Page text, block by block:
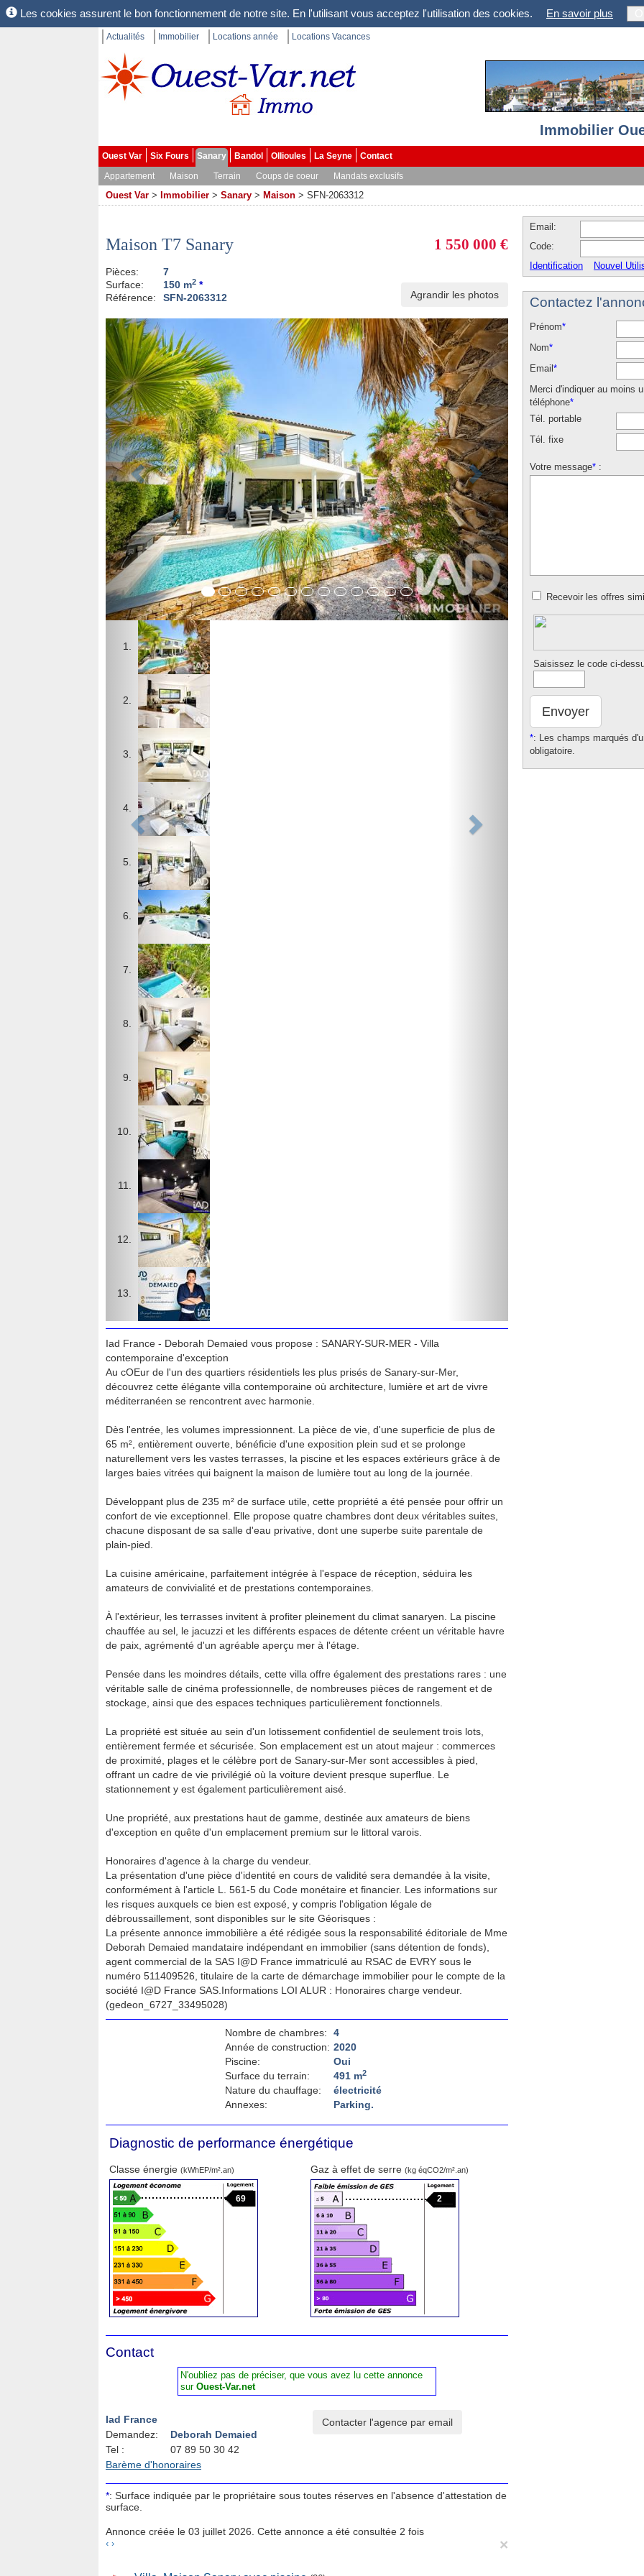
Les cookies assurent le bon fonctionnement de notre site. En l'utilisant vous acceptez l'utilisation des cookies. En savoir plus
Actualités Immobilier Locations année Locations Vacances
Immobilier
Ouest Var Six Fours Sanary Bandol Ollioules La Seyne
Contact
Appartement
Maison Terrain Coups de coeur Mandats exclusifs
Ouest Var > Immobilier > Sanary > Maison > SFN-2063312
1 550 000 €
Maison T7 Sanary
Pièces:
7
Surface:
150 m2 *
Référence:
SFN-2063312 Agrandir les photos
Iad France - Deborah Demaied vous propose : SANARY-SUR-MER - Villa
contemporaine d'exception
Au cOEur de l'un des quartiers résidentiels les plus prisés de Sanary-sur-Mer,
découvrez cette élégante villa contemporaine où architecture, lumière et art de vivre
méditerranéen se rencontrent avec harmonie.
Dès l'entrée, les volumes impressionnent. La pièce de vie, d'une superficie de plus de
65 m², entièrement ouverte, bénéficie d'une exposition plein sud et se prolonge
naturellement vers les vastes terrasses, la piscine et les espaces extérieurs grâce à de
larges baies vitrées qui baignent la maison de lumière tout au long de la journée.
Développant plus de 235 m² de surface utile, cette propriété a été pensée pour offrir un
confort de vie exceptionnel. Elle propose quatre chambres dont deux véritables suites,
chacune disposant de sa salle d'eau privative, dont une superbe suite parentale de
plain-pied.
La cuisine américaine, parfaitement intégrée à l'espace de réception, séduira les
amateurs de convivialité et de prestations contemporaines.
À l'extérieur, les terrasses invitent à profiter pleinement du climat sanaryen. La piscine
chauffée au sel, le jacuzzi et les différents espaces de détente créent un véritable havre
de paix, agrémenté d'un agréable aperçu mer à l'étage.
Pensée dans les moindres détails, cette villa offre également des prestations rares : une
véritable salle de cinéma professionnelle, de nombreuses pièces de rangement et de
stockage, ainsi que des espaces techniques particulièrement fonctionnels.
La propriété est située au sein d'un lotissement confidentiel de seulement trois lots,
entièrement fermée et sécurisée. Son emplacement est un atout majeur : commerces
de proximité, plages et le célèbre port de Sanary-sur-Mer sont accessibles à pied,
offrant un cadre de vie privilégié où la voiture devient presque superflue. Le
stationnement y est également particulièrement aisé.
Une propriété, aux prestations haut de gamme, destinée aux amateurs de biens
d'exception en quête d'un emplacement premium sur le littoral varois.
Honoraires d'agence à la charge du vendeur.
La présentation d'une pièce d'identité en cours de validité sera demandée à la visite,
conformément à l'article L. 561-5 du Code monétaire et financier. Les informations sur
les risques auxquels ce bien est exposé, y compris l'obligation légale de
débroussaillement, sont disponibles sur le site Géorisques :
La présente annonce immobilière a été rédigée sous la responsabilité éditoriale de Mme
Deborah Demaied mandataire indépendant en immobilier (sans détention de fonds),
agent commercial de la SAS I@D France immatriculé au RSAC de EVRY sous le
numéro 511409526, titulaire de la carte de démarchage immobilier pour le compte de la
société I@D France SAS.Informations LOI ALUR : Honoraires charge vendeur.
(gedeon_6727_33495028)
Nombre de chambres:
4
Année de construction: 2020
Piscine:
Oui
Surface du terrain:
491 m2
Nature du chauffage:
électricité
Annexes:
Parking.
Diagnostic de performance énergétique
Classe énergie (kWhEP/m².an)
69
Gaz à effet de serre (kg éqCO2/m².an)
2
Contact
N'oubliez pas de préciser, que vous avez lu cette annonce
sur Ouest-Var.net
Iad France
Demandez:
Deborah Demaied
Tel :
07 89 50 30 42
Barème d'honoraires
*: Surface indiquée par le propriétaire sous toutes réserves en l'absence d'attestation de
surface.
Annonce créée le 03 juillet 2026. Cette annonce a été consultée 2 fois
‹ › ×
Email:
Code:
Identification
Nouvel
Contactez
Prénom*
Nom*
Email *
Merci d'indiquer au moins
téléphone*
Tél. portable
Tél. fixe
Votre message* :
Recevoir les offres
Saisissez le code ci-
Envoyer
*: Les champs marqués
obligatoire.